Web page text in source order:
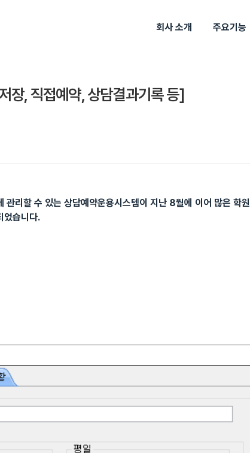
회사 소개 주요기능
장, 직접예약, 상담결과기록 등]
관리할 수 있는 상담예약운용시스템이 지난 8월에 이어 많은 학원
었습니다.